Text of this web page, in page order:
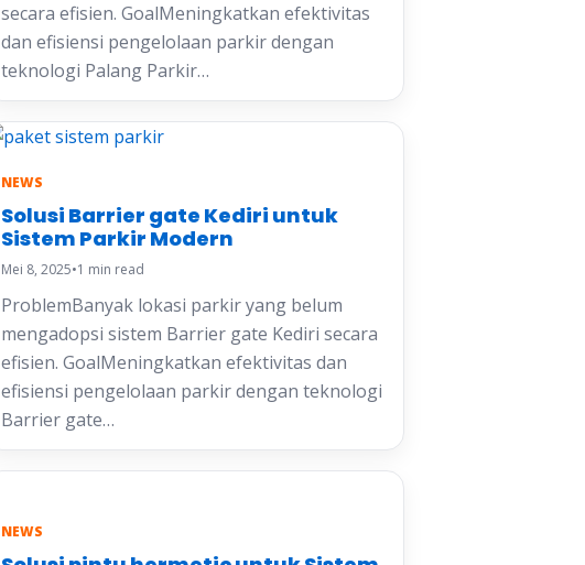
secara efisien. GoalMeningkatkan efektivitas
dan efisiensi pengelolaan parkir dengan
teknologi Palang Parkir…
NEWS
Solusi Barrier gate Kediri untuk
Sistem Parkir Modern
Mei 8, 2025•1 min read
ProblemBanyak lokasi parkir yang belum
mengadopsi sistem Barrier gate Kediri secara
efisien. GoalMeningkatkan efektivitas dan
efisiensi pengelolaan parkir dengan teknologi
Barrier gate…
NEWS